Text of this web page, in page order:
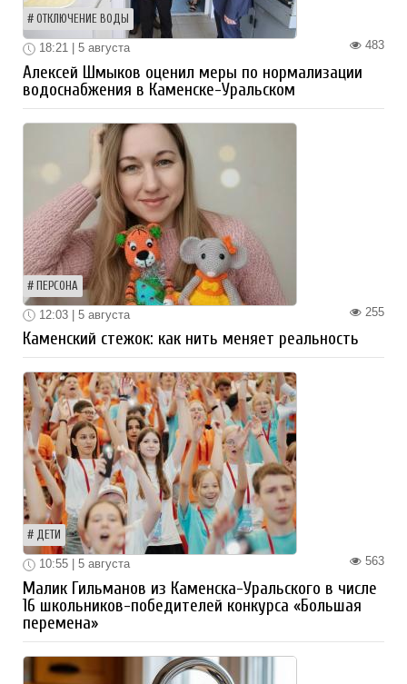
ОТКЛЮЧЕНИЕ ВОДЫ
483
18:21 | 5 августа
Алексей Шмыков оценил меры по нормализации
водоснабжения в Каменске-Уральском
ПЕРСОНА
255
12:03 | 5 августа
Каменский стежок: как нить меняет реальность
ДЕТИ
563
10:55 | 5 августа
Малик Гильманов из Каменска-Уральского в числе
16 школьников-победителей конкурса «Большая
перемена»